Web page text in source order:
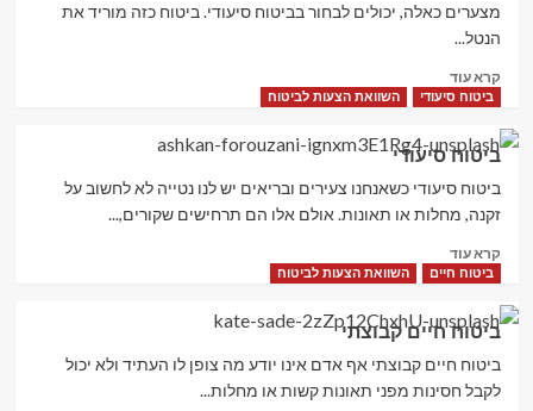
מצערים כאלה, יכולים לבחור בביטוח סיעודי. ביטוח כזה מוריד את
הנטל...
קרא עודRead
more
ביטוח
סיעודי
קבוצתי
ביטוח סיעודי השוואת הצעות לביטוח
ביטוח סיעודי
ביטוח סיעודי כשאנחנו צעירים ובריאים יש לנו נטייה לא לחשוב על
זקנה, מחלות או תאונות. אולם אלו הם תרחישים שקורים,...
קרא עודRead
more
ביטוח
סיעודי
ביטוח חיים השוואת הצעות לביטוח
ביטוח חיים קבוצתי
ביטוח חיים קבוצתי אף אדם אינו יודע מה צופן לו העתיד ולא יכול
לקבל חסינות מפני תאונות קשות או מחלות...